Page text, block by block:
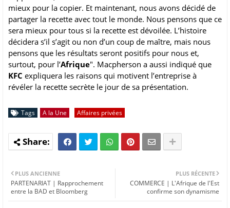
mieux pour la copier. Et maintenant, nous avons décidé de
partager la recette avec tout le monde. Nous pensons que ce
sera mieux pour tous si la recette est dévoilée. L’histoire
décidera s’il s’agit ou non d’un coup de maître, mais nous
pensons que les résultats seront positifs pour nous et,
surtout, pour l’Afrique". Macpherson a aussi indiqué que
KFC expliquera les raisons qui motivent l’entreprise à
révéler la recette secrète le jour de sa présentation.
Tags A la Une Affaires privées
PLUS RÉCENTE
COMMERCE | L'Afrique de l'Est
confirme son dynamisme
PLUS ANCIENNE
PARTENARIAT | Rapprochement
entre la BAD et Bloomberg